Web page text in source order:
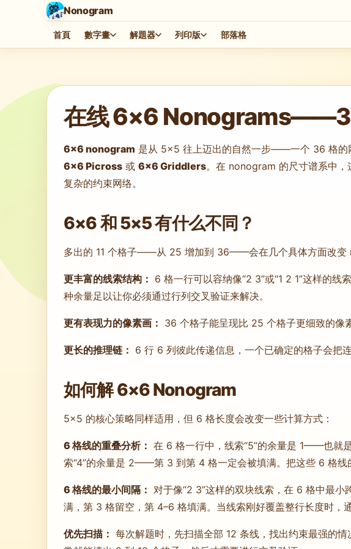
Nonogram
首頁 數字畫 解題器 列印版 部落格
遊戲載入中…
在线 6×6
6×6 nonogram 是从 5×5 往上迈出的自然一步——一个 36 格的
6×6 Picross或 6×6 Griddlers。在 nonogram 的尺寸谱系中，
复杂的约束网络。
6×6 和 5×5 有什么不同？
多出的 11 个格子——从 25 增加到 36——会在几个具体方面改变
更丰富的线索结构： 6 格一行可以容纳像“2 3”或“1 2 1”这样的
种余量足以让你必须通过行列交叉验证来解决。
更有表现力的像素画： 36 个格子能呈现比 25 个格子更细致的像
更长的推理链： 6 行 6 列彼此传递信息，一个已确定的格子会把
如何解 6×6 Nonogram
5×5 的核心策略同样适用，但 6 格长度会改变一些计算方式：
6 格线的重叠分析： 在 6 格一行中，线索“5”的余量是 1——也就
索“4”的余量是 2——第 3 到第 4 格一定会被填满。把这些 6 格线
6 格线的最小间隔： 对于像“2 3”这样的双块线索，在 6 格中最
满，第 3 格留空，第 4–6 格填满。当线索刚好覆盖整行长度时，
优先扫描： 每次解题时，先扫描全部 12 条线，找出约束最强的